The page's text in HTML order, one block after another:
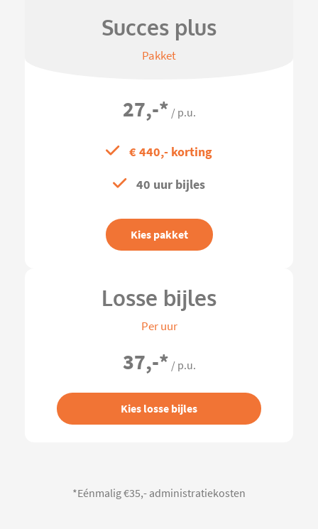
Succes plus
Pakket
27,-* / p.u.
€ 440,- korting
40 uur bijles
Kies pakket
Losse bijles
Per uur
37,-* / p.u.
Kies losse bijles
*Eénmalig €35,- administratiekosten